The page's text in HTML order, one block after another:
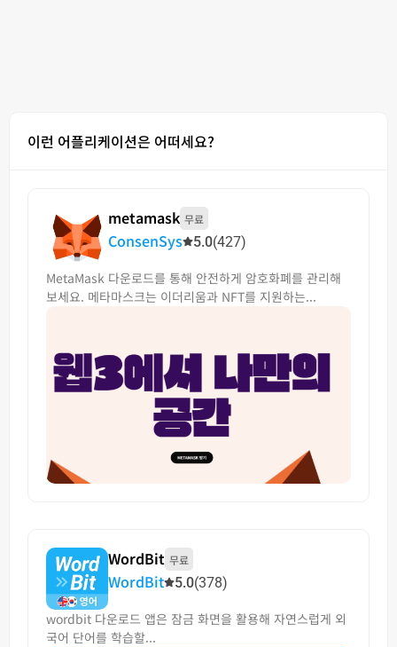
이런 어플리케이션은 어떠세요?
metamask 무료
ConsenSys 5.0(427)
MetaMask 다운로드를 통해 안전하게 암호화폐를 관리해
보세요. 메타마스크는 이더리움과 NFT를 지원하는...
WordBit 무료
WordBit 5.0(378)
wordbit 다운로드 앱은 잠금 화면을 활용해 자연스럽게 외
국어 단어를 학습할...